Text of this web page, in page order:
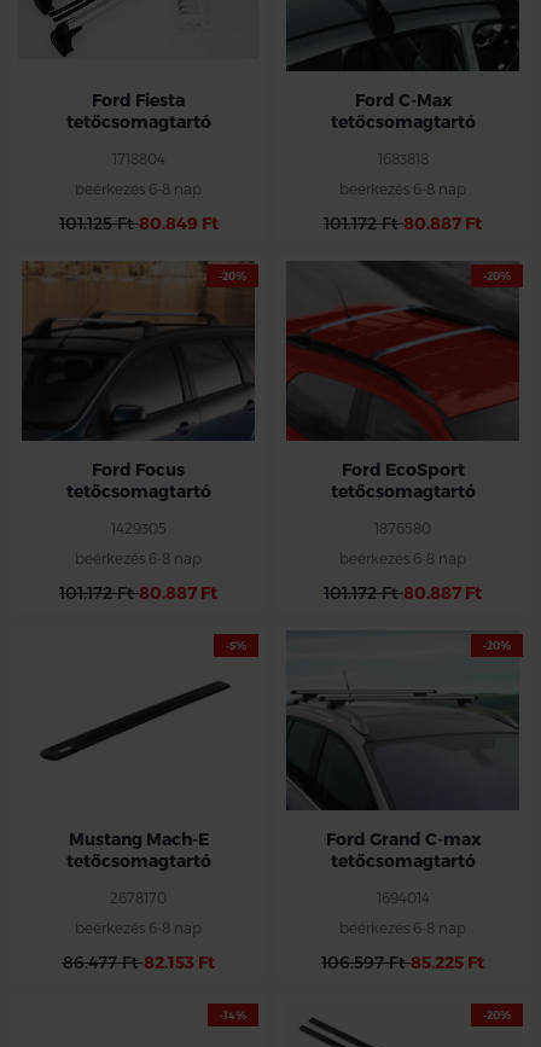
Ford Fiesta
tetőcsomagtartó
1718804
beérkezés 6-8 nap
101.125 Ft80.849 Ft
Ford C-Max
tetőcsomagtartó
1683818
beérkezés 6-8 nap
101.172 Ft80.887 Ft
-20%
Ford Focus
tetőcsomagtartó
1429305
beérkezés 6-8 nap
101.172 Ft80.887 Ft
-20%
Ford EcoSport
tetőcsomagtartó
1876580
beérkezés 6-8 nap
101.172 Ft80.887 Ft
-5%
Mustang Mach-E
tetőcsomagtartó
2678170
beérkezés 6-8 nap
86.477 Ft82.153 Ft
Ha gyárilag nincs tetősín, akkor
1688531 ezt kellene rendelni,
aminek gyártása megszűnt már
nem rendelhtő, így ha nincs az
autón akkor nem rendelhető hozzá
tetőcsomagtartó.
-20%
Ford Grand C-max
tetőcsomagtartó
1694014
beérkezés 6-8 nap
106.597 Ft85.225 Ft
-14% -20%